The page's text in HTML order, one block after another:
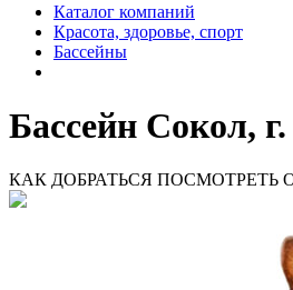
Каталог компаний
Красота, здоровье, спорт
Бассейны
Бассейн Сокол,
КАК ДОБРАТЬСЯ ПОСМОТРЕТЬ